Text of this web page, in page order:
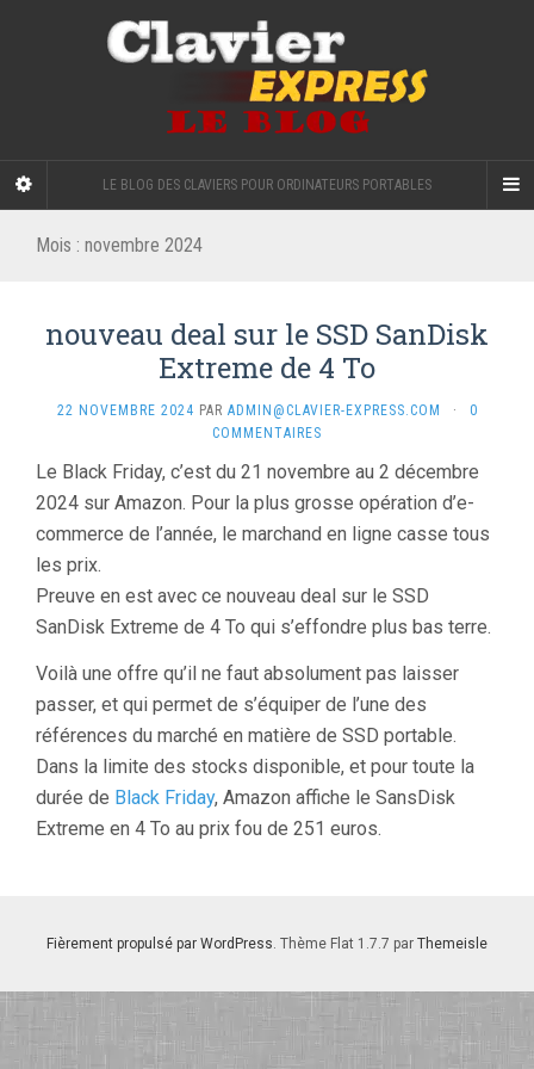
LE BLOG DES CLAVIERS POUR ORDINATEURS PORTABLES
Mois : novembre 2024
nouveau deal sur le SSD SanDisk
Extreme de 4 To
22 NOVEMBRE 2024 PAR ADMIN@CLAVIER-EXPRESS.COM ·
0
COMMENTAIRES
Le Black Friday, c’est du 21 novembre au 2 décembre
2024 sur Amazon. Pour la plus grosse opération d’e-
commerce de l’année, le marchand en ligne casse tous
les prix.
Preuve en est avec ce nouveau deal sur le SSD
SanDisk Extreme de 4 To qui s’effondre plus bas terre.
Voilà une offre qu’il ne faut absolument pas laisser
passer, et qui permet de s’équiper de l’une des
références du marché en matière de SSD portable.
Dans la limite des stocks disponible, et pour toute la
durée de Black Friday, Amazon affiche le SansDisk
Extreme en 4 To au prix fou de 251 euros.
Fièrement propulsé par WordPress. Thème Flat 1.7.7 par Themeisle